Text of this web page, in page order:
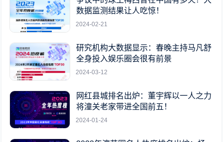
数据监测结果让人吃惊！
2024-02-21
研究机构大数据显示：春晚主持马凡舒
全身投入娱乐圈会很有前景
2024-03-12
网红县城排名出炉：董宇辉以一人之力
将潼关老家带进全国前五！
2024-01-24